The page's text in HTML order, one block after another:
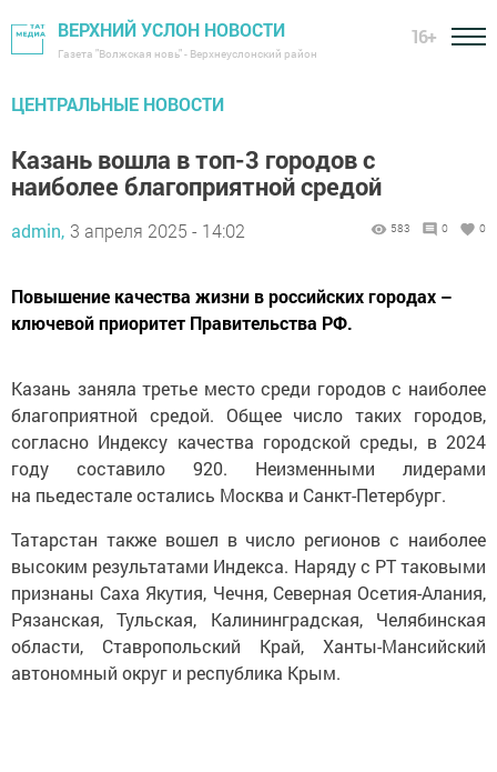
ВЕРХНИЙ УСЛОН НОВОСТИ
Газета "Волжская новь" - Верхнеуслонский район
16+
ЦЕНТРАЛЬНЫЕ НОВОСТИ
Казань вошла в топ-3 городов с
наиболее благоприятной средой
admin, 3 апреля 2025 - 14:02 583 0 0
Повышение качества жизни в российских городах –
ключевой приоритет Правительства РФ.
Казань заняла третье место среди городов с наиболее
благоприятной средой. Общее число таких городов,
согласно Индексу качества городской среды, в 2024
году составило 920. Неизменными лидерами
на пьедестале остались Москва и Санкт-Петербург.
Татарстан также вошел в число регионов с наиболее
высоким результатами Индекса. Наряду с РТ таковыми
признаны Саха Якутия, Чечня, Северная Осетия-Алания,
Рязанская, Тульская, Калининградская, Челябинская
области, Ставропольский Край, Ханты-Мансийский
автономный округ и республика Крым.